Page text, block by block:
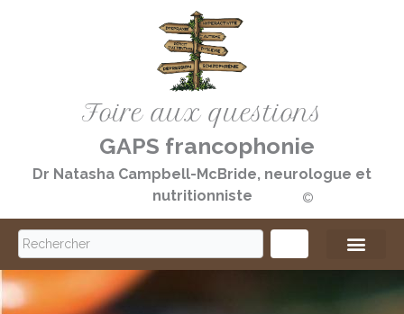
Foire aux questions
GAPS francophonie
Dr Natasha Campbell-McBride, neurologue et
nutritionniste
©️
S
e
a